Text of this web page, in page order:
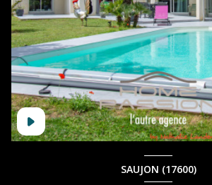
SAUJON (17600)